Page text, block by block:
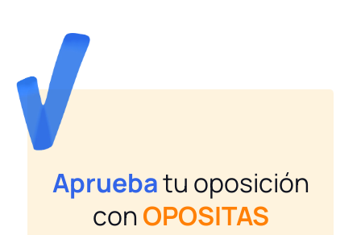
Apruebatu oposición
con OPOSITAS